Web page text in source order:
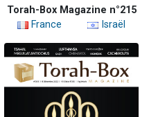
Torah-Box Magazine n°215
France
Israël